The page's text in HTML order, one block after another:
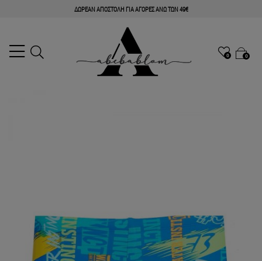
ΔΩΡΕΑΝ ΑΠΟΣΤΟΛΗ ΓΙΑ ΑΓΟΡΕΣ ΑΝΩ ΤΩΝ 49€
0 0